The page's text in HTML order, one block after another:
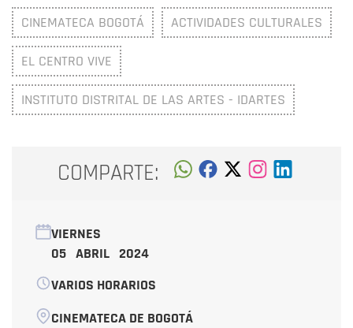
CINEMATECA BOGOTÁ ACTIVIDADES CULTURALES
EL CENTRO VIVE
INSTITUTO DISTRITAL DE LAS ARTES - IDARTES
COMPARTE:
VIERNES
05 ABRIL 2024
VARIOS HORARIOS
CINEMATECA DE BOGOTÁ